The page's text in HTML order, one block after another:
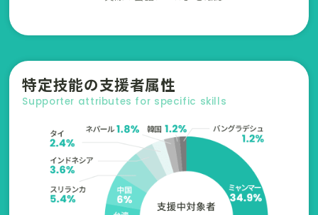
特定技能の支援者属性
Supporter attributes for specific skills